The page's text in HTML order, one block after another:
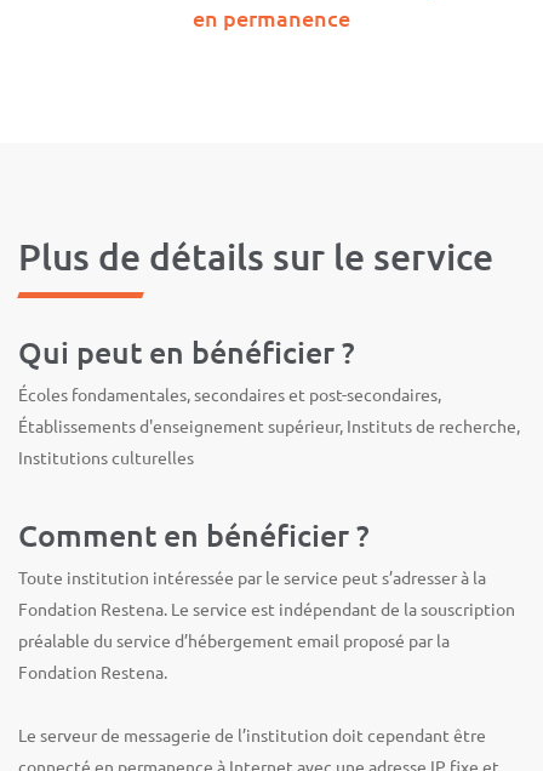
en permanence
Plus de détails sur le service
Qui peut en bénéficier ?
Écoles fondamentales, secondaires et post-secondaires,
Établissements d'enseignement supérieur, Instituts de recherche,
Institutions culturelles
Comment en bénéficier ?
Toute institution intéressée par le service peut s’adresser à la
Fondation Restena. Le service est indépendant de la souscription
préalable du service d’hébergement email proposé par la
Fondation Restena.
Le serveur de messagerie de l’institution doit cependant être
connecté en permanence à Internet avec une adresse IP fixe et